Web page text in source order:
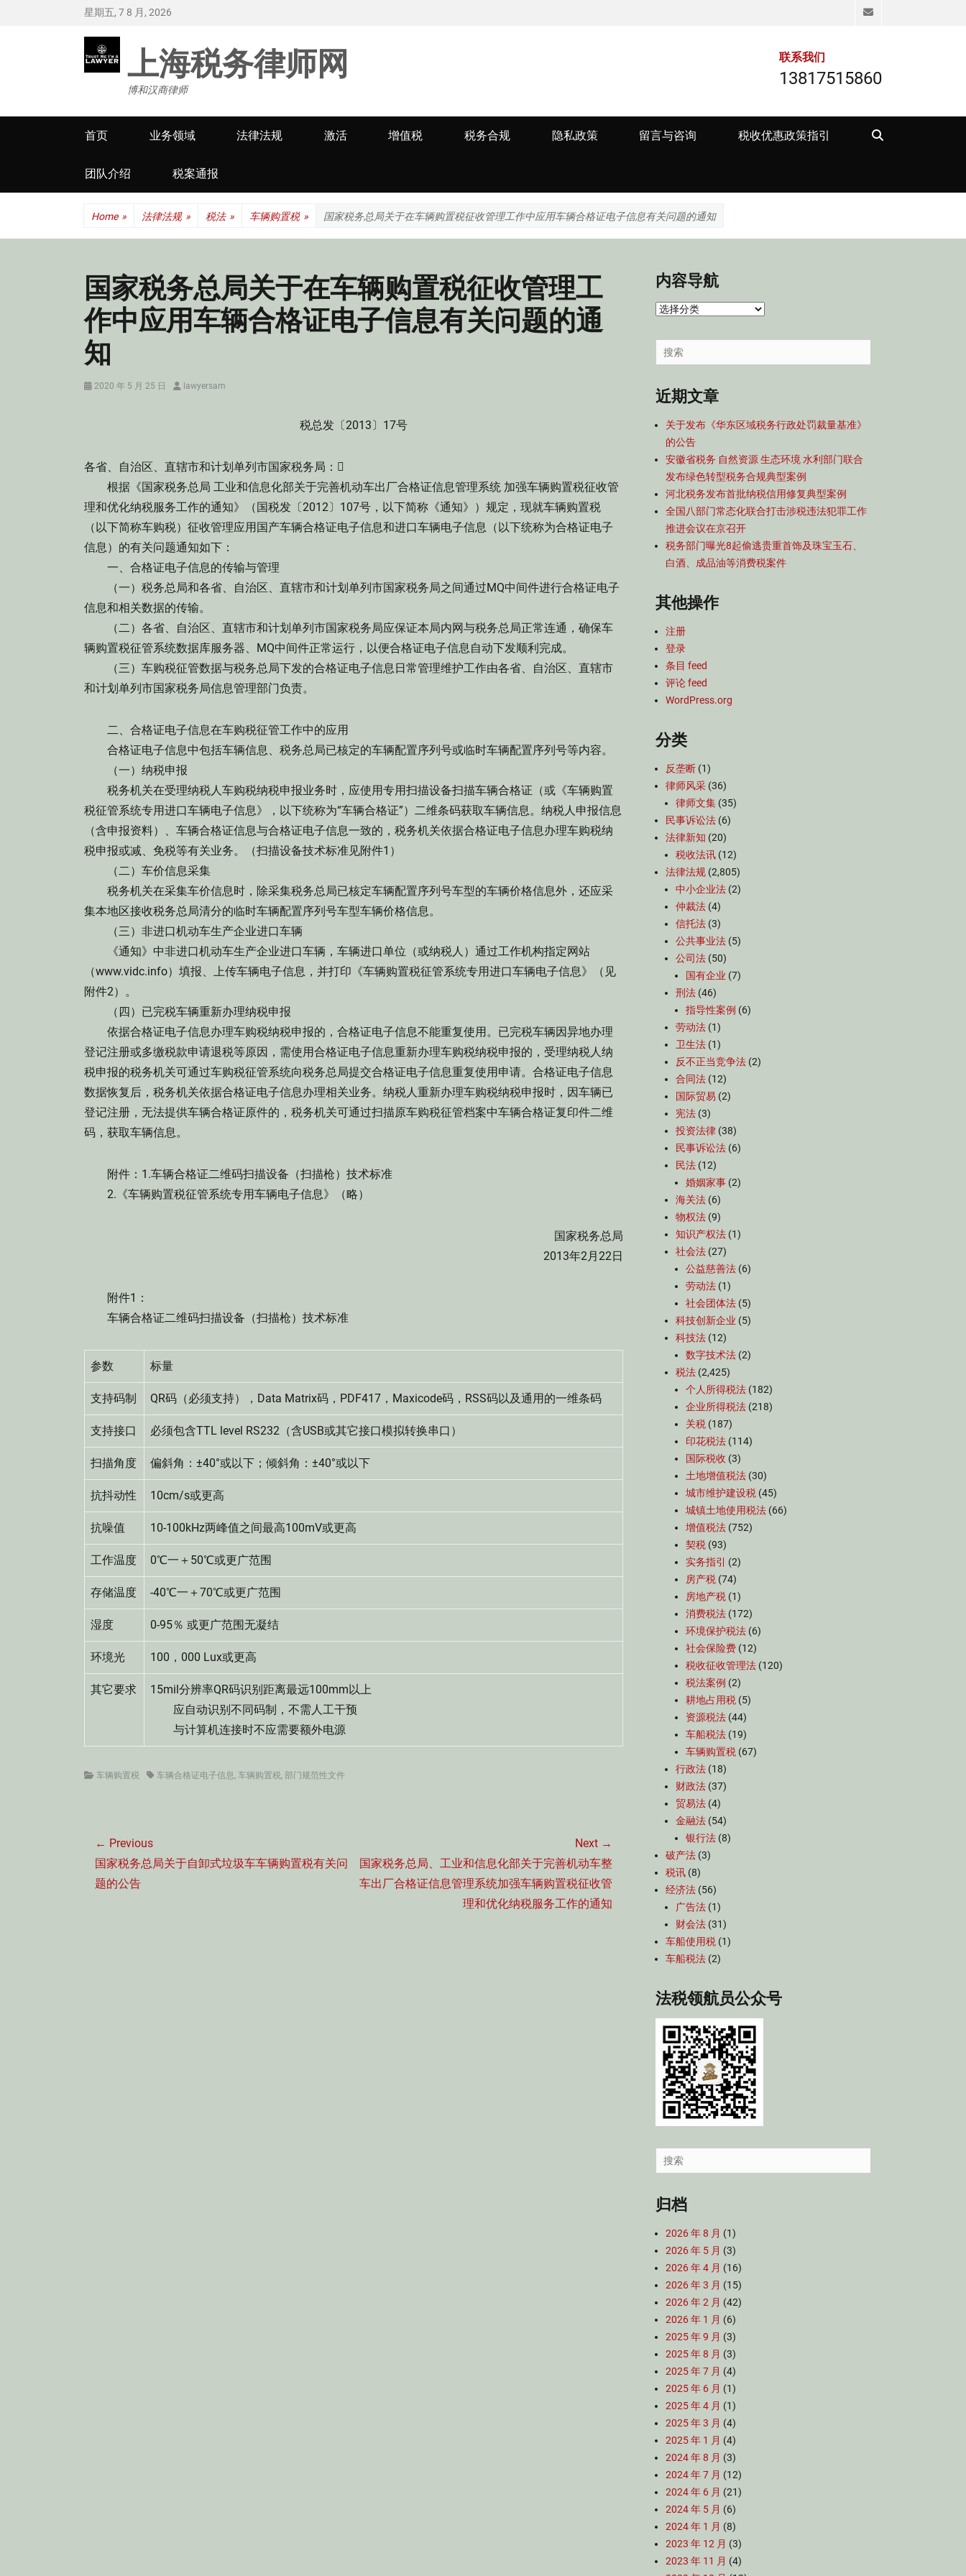
星期五, 7 8 月, 2026 Email
上海税务律师网
博和汉商律师
联系我们
13817515860
Primary
menu
首页 业务领域 法律法规 激活 增值税 税务合规 隐私政策 留言与咨询 税收优惠政策指引
团队介绍 税案通报
Home » 法律法规 » 税法 » 车辆购置税 » 国家税务总局关于在车辆购置税征收管理工作中应用车辆合格证电子信息有关问题的通知
国家税务总局关于在车辆购置税征收管理工
作中应用车辆合格证电子信息有关问题的通
知
Posted
2020 年 5 月 25 日 Authorlawyersam
税总发〔2013〕17号
各省、自治区、直辖市和计划单列市国家税务局：
根据《国家税务总局 工业和信息化部关于完善机动车出厂合格证信息管理系统 加强车辆购置税征收管
理和优化纳税服务工作的通知》（国税发〔2012〕107号，以下简称《通知》）规定，现就车辆购置税
（以下简称车购税）征收管理应用国产车辆合格证电子信息和进口车辆电子信息（以下统称为合格证电子
信息）的有关问题通知如下：
一、合格证电子信息的传输与管理
（一）税务总局和各省、自治区、直辖市和计划单列市国家税务局之间通过MQ中间件进行合格证电子
信息和相关数据的传输。
（二）各省、自治区、直辖市和计划单列市国家税务局应保证本局内网与税务总局正常连通，确保车
辆购置税征管系统数据库服务器、MQ中间件正常运行，以便合格证电子信息自动下发顺利完成。
（三）车购税征管数据与税务总局下发的合格证电子信息日常管理维护工作由各省、自治区、直辖市
和计划单列市国家税务局信息管理部门负责。
二、合格证电子信息在车购税征管工作中的应用
合格证电子信息中包括车辆信息、税务总局已核定的车辆配置序列号或临时车辆配置序列号等内容。
（一）纳税申报
税务机关在受理纳税人车购税纳税申报业务时，应使用专用扫描设备扫描车辆合格证（或《车辆购置
税征管系统专用进口车辆电子信息》，以下统称为“车辆合格证”）二维条码获取车辆信息。纳税人申报信息
（含申报资料）、车辆合格证信息与合格证电子信息一致的，税务机关依据合格证电子信息办理车购税纳
税申报或减、免税等有关业务。（扫描设备技术标准见附件1）
（二）车价信息采集
税务机关在采集车价信息时，除采集税务总局已核定车辆配置序列号车型的车辆价格信息外，还应采
集本地区接收税务总局清分的临时车辆配置序列号车型车辆价格信息。
（三）非进口机动车生产企业进口车辆
《通知》中非进口机动车生产企业进口车辆，车辆进口单位（或纳税人）通过工作机构指定网站
（www.vidc.info）填报、上传车辆电子信息，并打印《车辆购置税征管系统专用进口车辆电子信息》（见
附件2）。
（四）已完税车辆重新办理纳税申报
依据合格证电子信息办理车购税纳税申报的，合格证电子信息不能重复使用。已完税车辆因异地办理
登记注册或多缴税款申请退税等原因，需使用合格证电子信息重新办理车购税纳税申报的，受理纳税人纳
税申报的税务机关可通过车购税征管系统向税务总局提交合格证电子信息重复使用申请。合格证电子信息
数据恢复后，税务机关依据合格证电子信息办理相关业务。纳税人重新办理车购税纳税申报时，因车辆已
登记注册，无法提供车辆合格证原件的，税务机关可通过扫描原车购税征管档案中车辆合格证复印件二维
码，获取车辆信息。
附件：1.车辆合格证二维码扫描设备（扫描枪）技术标准
2.《车辆购置税征管系统专用车辆电子信息》（略）
国家税务总局
2013年2月22日
附件1：
车辆合格证二维码扫描设备（扫描枪）技术标准
参数 标量
支持码制 QR码（必须支持），Data Matrix码，PDF417，Maxicode码，RSS码以及通用的一维条码
支持接口 必须包含TTL level RS232（含USB或其它接口模拟转换串口）
扫描角度 偏斜角：±40°或以下；倾斜角：±40°或以下
抗抖动性 10cm/s或更高
抗噪值 10-100kHz两峰值之间最高100mV或更高
工作温度 0℃一＋50℃或更广范围
存储温度 -40℃一＋70℃或更广范围
湿度 0-95％ 或更广范围无凝结
环境光 100，000 Lux或更高
其它要求
15mil分辨率QR码识别距离最远100mm以上
应自动识别不同码制，不需人工干预
与计算机连接时不应需要额外电源
Categories
车辆购置税 Tags车辆合格证电子信息, 车辆购置税, 部门规范性文件
章
导
航
← Previous
Previous
post:
国家税务总局关于自卸式垃圾车车辆购置税有关问
题的公告
Next →
Next
post:
国家税务总局、工业和信息化部关于完善机动车整
车出厂合格证信息管理系统加强车辆购置税征收管
理和优化纳税服务工作的通知
内容导航
内
导
航
Search
for:
近期文章
关于发布《华东区域税务行政处罚裁量基准》
的公告
安徽省税务 自然资源 生态环境 水利部门联合
发布绿色转型税务合规典型案例
河北税务发布首批纳税信用修复典型案例
全国八部门常态化联合打击涉税违法犯罪工作
推进会议在京召开
税务部门曝光8起偷逃贵重首饰及珠宝玉石、
白酒、成品油等消费税案件
其他操作
注册
登录
条目 feed
评论 feed
WordPress.org
分类
反垄断 (1)
律师风采 (36)
律师文集 (35)
民事诉讼法 (6)
法律新知 (20)
税收法讯 (12)
法律法规 (2,805)
中小企业法 (2)
仲裁法 (4)
信托法 (3)
公共事业法 (5)
公司法 (50)
国有企业 (7)
刑法 (46)
指导性案例 (6)
劳动法 (1)
卫生法 (1)
反不正当竞争法 (2)
合同法 (12)
国际贸易 (2)
宪法 (3)
投资法律 (38)
民事诉讼法 (6)
民法 (12)
婚姻家事 (2)
海关法 (6)
物权法 (9)
知识产权法 (1)
社会法 (27)
公益慈善法 (6)
劳动法 (1)
社会团体法 (5)
科技创新企业 (5)
科技法 (12)
数字技术法 (2)
税法 (2,425)
个人所得税法 (182)
企业所得税法 (218)
关税 (187)
印花税法 (114)
国际税收 (3)
土地增值税法 (30)
城市维护建设税 (45)
城镇土地使用税法 (66)
增值税法 (752)
契税 (93)
实务指引
(2)
房产税 (74)
房地产税 (1)
消费税法 (172)
环境保护税法 (6)
社会保险费 (12)
税收征收管理法 (120)
税法案例 (2)
耕地占用税 (5)
资源税法 (44)
车船税法 (19)
车辆购置税 (67)
行政法 (18)
财政法 (37)
贸易法 (4)
金融法 (54)
银行法 (8)
破产法 (3)
税讯 (8)
经济法 (56)
广告法 (1)
财会法 (31)
车船使用税 (1)
车船税法 (2)
法税领航员公众号
Search
for:
归档
2026 年 8 月 (1)
2026 年 5 月 (3)
2026 年 4 月 (16)
2026 年 3 月 (15)
2026 年 2 月 (42)
2026 年 1 月 (6)
2025 年 9 月 (3)
2025 年 8 月 (3)
2025 年 7 月 (4)
2025 年 6 月 (1)
2025 年 4 月 (1)
2025 年 3 月 (4)
2025 年 1 月 (4)
2024 年 8 月 (3)
2024 年 7 月 (12)
2024 年 6 月 (21)
2024 年 5 月 (6)
2024 年 1 月 (8)
2023 年 12 月 (3)
2023 年 11 月 (4)